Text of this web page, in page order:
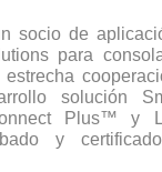
socio de
para
solución
Plus™ y
y